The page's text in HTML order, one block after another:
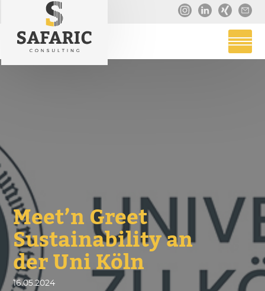
Meet’n Greet
Sustainability an
der Uni Köln
16.05.2024